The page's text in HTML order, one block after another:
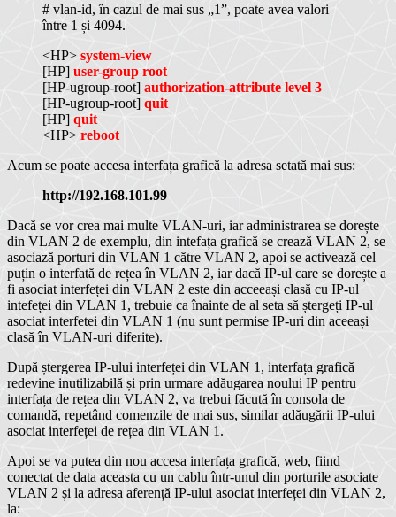
# vlan-id, în cazul de mai sus „1”, poate avea valori
între 1 și 4094.
<HP> system-view
[HP] user-group root
[HP-ugroup-root] authorization-attribute level 3
[HP-ugroup-root] quit
[HP] quit
<HP> reboot
Acum se poate accesa interfața grafică la adresa setată mai sus:
http://192.168.101.99
Dacă se vor crea mai multe VLAN-uri, iar administrarea se dorește
din VLAN 2 de exemplu, din intefața grafică se crează VLAN 2, se
asociază porturi din VLAN 1 către VLAN 2, apoi se activează cel
puțin o interfată de rețea în VLAN 2, iar dacă IP-ul care se dorește a
fi asociat interfeței din VLAN 2 este din acceeași clasă cu IP-ul
intefeței din VLAN 1, trebuie ca înainte de al seta să ștergeți IP-ul
asociat interfetei din VLAN 1 (nu sunt permise IP-uri din aceeași
clasă în VLAN-uri diferite).
După ștergerea IP-ului interfeței din VLAN 1, interfața grafică
redevine inutilizabilă și prin urmare adăugarea noului IP pentru
interfața de rețea din VLAN 2, va trebui făcută în consola de
comandă, repetând comenzile de mai sus, similar adăugării IP-ului
asociat interfeței de rețea din VLAN 1.
Apoi se va putea din nou accesa interfața grafică, web, fiind
conectat de data aceasta cu un cablu într-unul din porturile asociate
VLAN 2 și la adresa aferență IP-ului asociat interfeței din VLAN 2,
la: